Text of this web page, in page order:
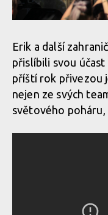
Erik a další
přislíbili svou
příští rok přivezou
nejen ze svých
světového poháru,